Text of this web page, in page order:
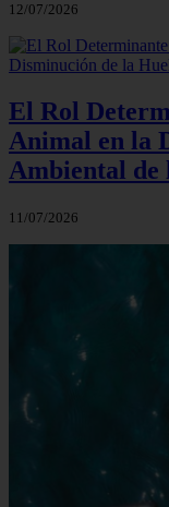
12/07/2026
El Rol
Animal en la
Ambiental de
11/07/2026